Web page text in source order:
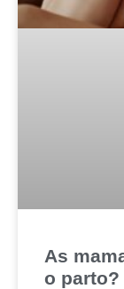
As
o parto?